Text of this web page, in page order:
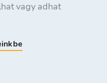
vagy adhat